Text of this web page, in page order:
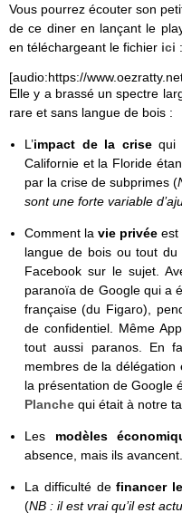
Vous pourrez écouter son
de ce diner en lançant le
en téléchargeant le fichier ici :
[audio:https://
Elle y a brassé un spectre
rare et sans langue de bois :
L’impact de la crisequi
Californie et la Floride
par la crise de subprimes (
sont une forte variable
Comment la vie privée est
langue de bois ou tout
Facebook sur le sujet.
paranoïa de Google qui a
française (du Figaro),
de confidentiel. Même
tout aussi paranos. En
membres de la
la présentation de Google
Planchequi était à notre
Les modèles
absence, mais ils avancent.
La difficulté definancer
(NB : il est vrai qu’il est